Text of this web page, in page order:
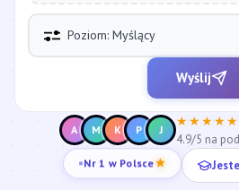
Poziom: Myślący
Wyślij
A M K P J
★★★★★
4.9/5 na
Nr 1 w Polsce